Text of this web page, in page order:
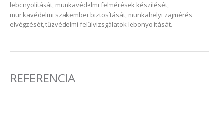
lebonyolítását, munkavédelmi felmérések készítését,
munkavédelmi szakember biztosítását, munkahelyi zajmérés
elvégzését, tűzvédelmi felülvizsgálatok lebonyolítását.
REFERENCIA